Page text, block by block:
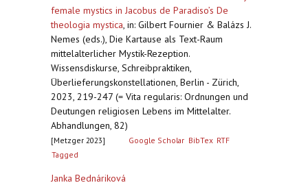
female mystics in Jacobus de Paradiso’s De
theologia mystica, in: Gilbert Fournier & Balázs J.
Nemes (eds.), Die Kartause als Text-Raum
mittelalterlicher Mystik-Rezeption.
Wissensdiskurse, Schreibpraktiken,
Überlieferungskonstellationen, Berlin - Zürich,
2023, 219-247 (= Vita regularis: Ordnungen und
Deutungen religiosen Lebens im Mittelalter.
Abhandlungen, 82)
[Metzger 2023] Google Scholar BibTex RTF
Tagged
Janka Bednáriková